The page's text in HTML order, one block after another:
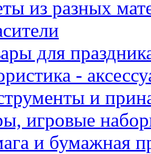
из разных
для
-
и
игровые
и бумажная